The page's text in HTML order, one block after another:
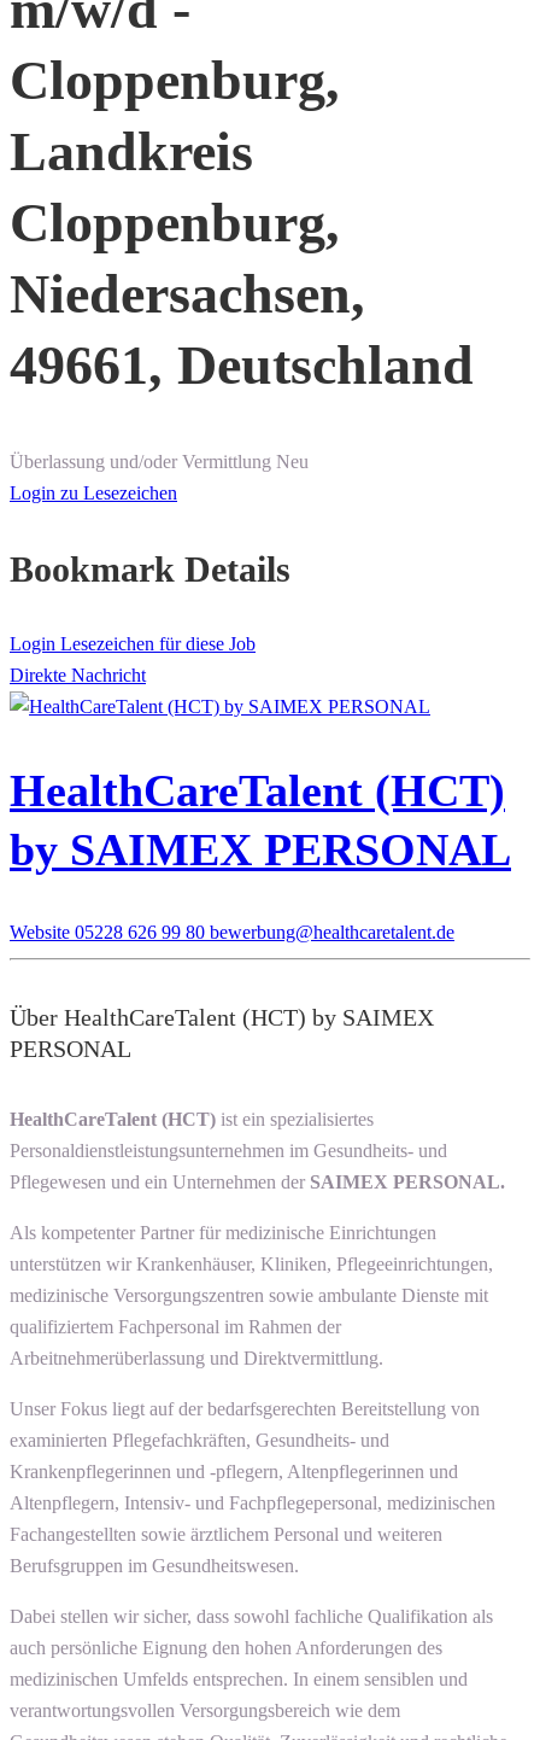
Cloppenburg,
Landkreis
Cloppenburg,
Niedersachsen,
49661, Deutschland
Überlassung und/oder Vermittlung Neu
Login zu Lesezeichen
Bookmark Details
Login Lesezeichen für diese Job
Direkte Nachricht
HealthCareTalent (HCT)
by SAIMEX PERSONAL
Website 05228 626 99 80 bewerbung@healthcaretalent.de
Über HealthCareTalent (HCT) by SAIMEX
PERSONAL
HealthCareTalent (HCT) ist ein spezialisiertes
Personaldienstleistungsunternehmen im Gesundheits- und
Pflegewesen und ein Unternehmen der SAIMEX PERSONAL.
Als kompetenter Partner für medizinische Einrichtungen
unterstützen wir Krankenhäuser, Kliniken, Pflegeeinrichtungen,
medizinische Versorgungszentren sowie ambulante Dienste mit
qualifiziertem Fachpersonal im Rahmen der
Arbeitnehmerüberlassung und Direktvermittlung.
Unser Fokus liegt auf der bedarfsgerechten Bereitstellung von
examinierten Pflegefachkräften, Gesundheits- und
Krankenpflegerinnen und -pflegern, Altenpflegerinnen und
Altenpflegern, Intensiv- und Fachpflegepersonal, medizinischen
Fachangestellten sowie ärztlichem Personal und weiteren
Berufsgruppen im Gesundheitswesen.
Dabei stellen wir sicher, dass sowohl fachliche Qualifikation als
auch persönliche Eignung den hohen Anforderungen des
medizinischen Umfelds entsprechen. In einem sensiblen und
verantwortungsvollen Versorgungsbereich wie dem